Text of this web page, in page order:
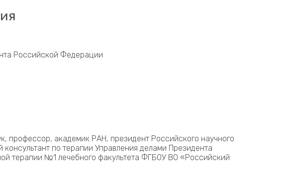
Российской Федерации
профессор, академик РАН, президент Российского научного
по терапии Управления делами Президента
терапии №1 лечебного факультета ФГБОУ ВО «Российский